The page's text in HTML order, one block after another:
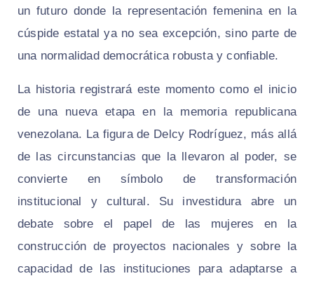
un futuro donde la representación femenina en la
cúspide estatal ya no sea excepción, sino parte de
una normalidad democrática robusta y confiable.
La historia registrará este momento como el inicio
de una nueva etapa en la memoria republicana
venezolana. La figura de Delcy Rodríguez, más allá
de las circunstancias que la llevaron al poder, se
convierte en símbolo de transformación
institucional y cultural. Su investidura abre un
debate sobre el papel de las mujeres en la
construcción de proyectos nacionales y sobre la
capacidad de las instituciones para adaptarse a